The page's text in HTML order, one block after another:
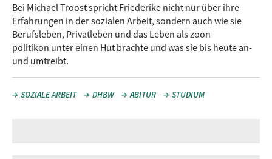
Bei Michael Troost spricht Friederike nicht nur über ihre
Erfahrungen in der sozialen Arbeit, sondern auch wie sie
Berufsleben, Privatleben und das Leben als zoon
politikon unter einen Hut brachte und was sie bis heute an-
und umtreibt.
SOZIALE ARBEIT DHBW ABITUR STUDIUM